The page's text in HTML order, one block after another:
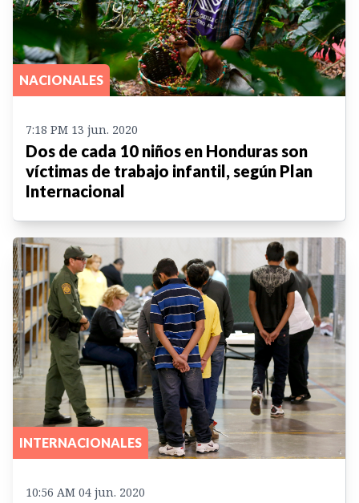
NACIONALES
7:18 PM 13 jun. 2020
Dos de cada 10 niños en Honduras son
víctimas de trabajo infantil, según Plan
Internacional
INTERNACIONALES
10:56 AM 04 jun. 2020